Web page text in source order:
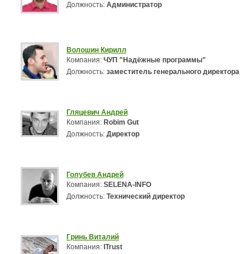
Должность: Администратор
Волошин Кирилл
Компания: ЧУП "Надёжные программы"
Должность: заместитель генерального директора
Гляцевич Андрей
Компания: Robim Gut
Должность: Директор
Голубев Андрей
Компания: SELENA-INFO
Должность: Технический директор
Гринь Виталий
Компания: ITrust